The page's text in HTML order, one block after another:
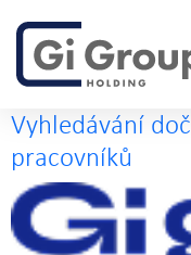
Vyhledávání
pracovníků